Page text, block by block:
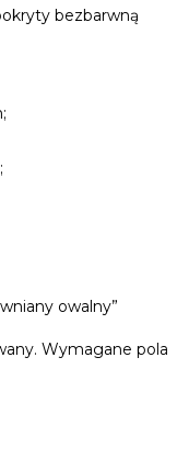
bezbarwną
owalny”
Wymagane pola